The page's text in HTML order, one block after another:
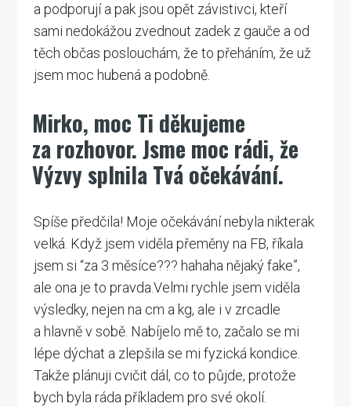
a podporují a pak jsou opět závistivci, kteří
sami nedokážou zvednout zadek z gauče a od
těch občas poslouchám, že to přeháním, že už
jsem moc hubená a podobně.
Mirko, moc Ti děkujeme
za rozhovor. Jsme moc rádi, že
Výzvy splnila Tvá očekávání.
Spíše předčila! Moje očekávání nebyla nikterak
velká. Když jsem viděla přeměny na FB, říkala
jsem si “za 3 měsíce??? hahaha nějaký fake”,
ale ona je to pravda.Velmi rychle jsem viděla
výsledky, nejen na cm a kg, ale i v zrcadle
a hlavně v sobě. Nabíjelo mě to, začalo se mi
lépe dýchat a zlepšila se mi fyzická kondice.
Takže plánuji cvičit dál, co to půjde, protože
bych byla ráda příkladem pro své okolí.